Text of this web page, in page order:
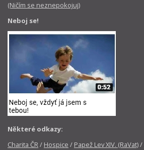
(Ničím se neznepokojuj)
Neboj se!
Některé odkazy:
Charita ČR/ Hospice / Papež Lev XIV. (RaVat)/